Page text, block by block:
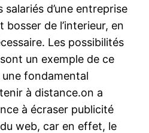
d’une entreprise
de l’interieur, en
Les possibilités
un exemple de ce
fondamental
à distance.on a
à écraser publicité
web, car en effet, le